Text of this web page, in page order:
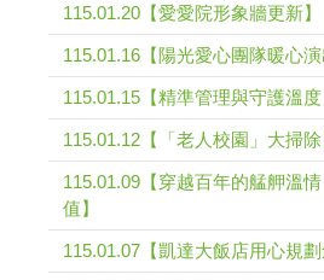
115.01.20【愛愛院形象牆更新】
115.01.16【陽光愛心團隊暖心演
115.01.15【精準管理與守護溫
115.01.12【「老人校園」大掃除
115.01.09【穿越百年的艋舺溫
值】
115.01.07【凱達大飯店用心規劃